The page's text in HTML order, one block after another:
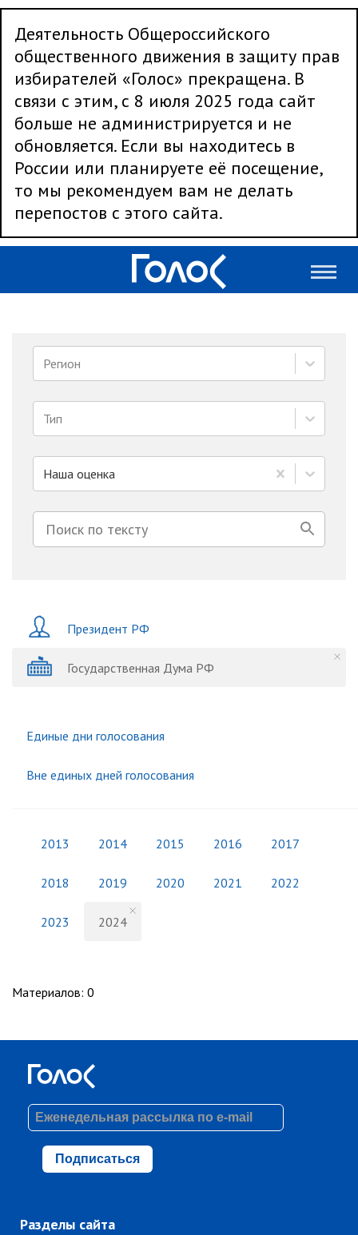
Деятельность Общероссийского
общественного движения в защиту прав
избирателей «Голос» прекращена. В
связи с этим, с 8 июля 2025 года сайт
больше не администрируется и не
обновляется. Если вы находитесь в
России или планируете её посещение,
то мы рекомендуем вам не делать
перепостов с этого сайта.
Регион
Тип
Наша оценка
Президент РФ
Государственная Дума РФ
Единые дни голосования
Вне единых дней голосования
2013 2014 2015 2016 2017
2018 2019 2020 2021 2022
2023 2024
Материалов: 0
Подписаться
Разделы сайта